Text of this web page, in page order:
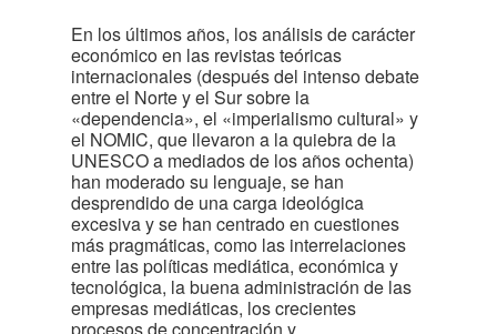
En los últimos años, los análisis de carácter
económico en las revistas teóricas
internacionales (después del intenso debate
entre el Norte y el Sur sobre la
«dependencia», el «imperialismo cultural» y
el NOMIC, que llevaron a la quiebra de la
UNESCO a mediados de los años ochenta)
han moderado su lenguaje, se han
desprendido de una carga ideológica
excesiva y se han centrado en cuestiones
más pragmáticas, como las interrelaciones
entre las políticas mediática, económica y
tecnológica, la buena administración de las
empresas mediáticas, los crecientes
procesos de concentración y